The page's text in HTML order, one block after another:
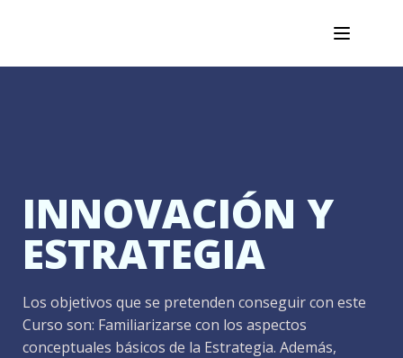
INNOVACIÓN Y
ESTRATEGIA
Los objetivos que se pretenden conseguir con este
Curso son: Familiarizarse con los aspectos
conceptuales básicos de la Estrategia. Además,